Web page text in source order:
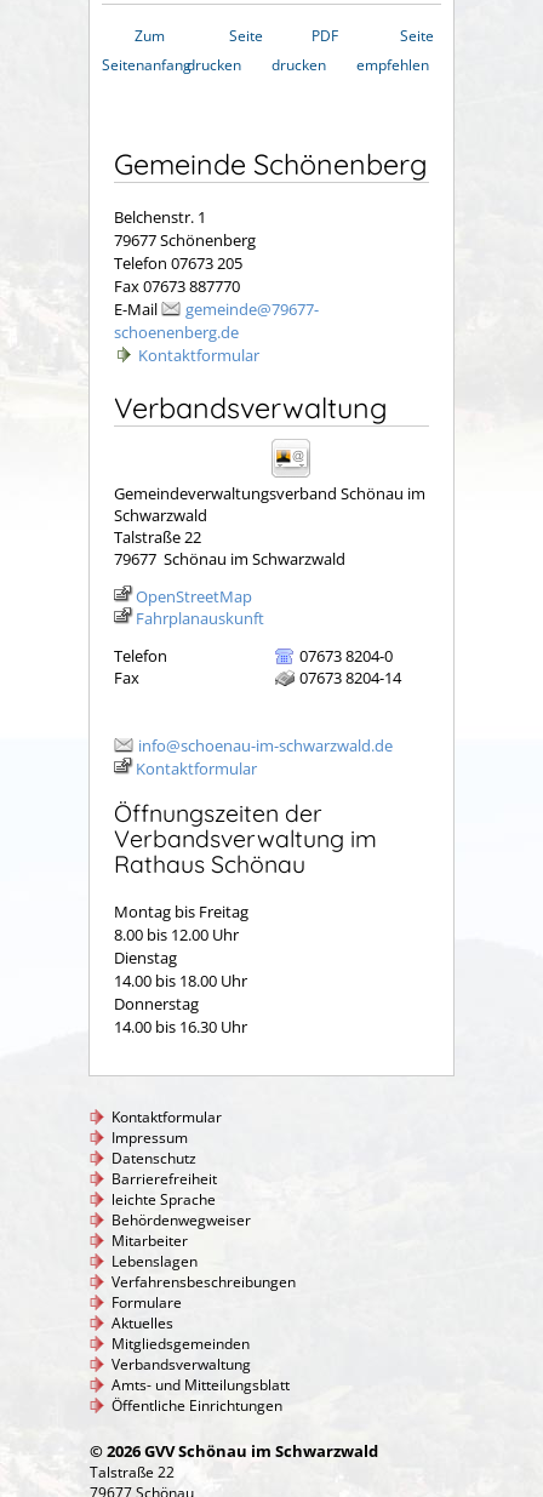
Zum
Seitenanfang
Seite
drucken
PDF
drucken
Seite
empfehlen
Gemeinde Schönenberg
Belchenstr. 1
79677 Schönenberg
Telefon 07673 205
Fax 07673 887770
E-Mail
gemeinde@79677-
schoenenberg.de
Kontaktformular
Verbandsverwaltung
Gemeindeverwaltungsverband Schönau im
Schwarzwald
Talstraße 22
79677 Schönau im Schwarzwald
OpenStreetMap
Fahrplanauskunft
Telefon
07673 8204-0
Fax
07673 8204-14
info@schoenau-im-schwarzwald.de
Kontaktformular
Öffnungszeiten der
Verbandsverwaltung im
Rathaus Schönau
Montag bis Freitag
8.00 bis 12.00 Uhr
Dienstag
14.00 bis 18.00 Uhr
Donnerstag
14.00 bis 16.30 Uhr
Kontaktformular
Impressum
Datenschutz
Barrierefreiheit
leichte Sprache
Behördenwegweiser
Mitarbeiter
Lebenslagen
Verfahrensbeschreibungen
Formulare
Aktuelles
Mitgliedsgemeinden
Verbandsverwaltung
Amts- und Mitteilungsblatt
Öffentliche Einrichtungen
© 2026 GVV Schönau im Schwarzwald
Talstraße 22
79677 Schönau